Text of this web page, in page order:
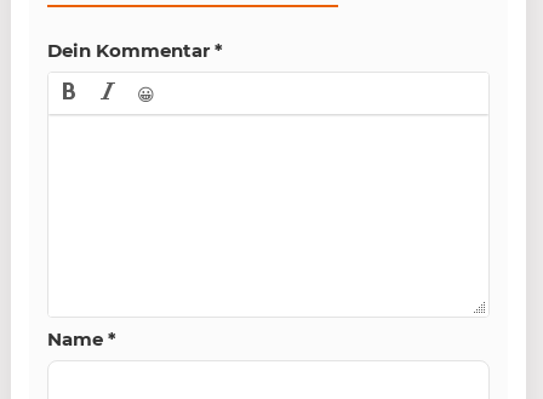
Dein Kommentar *
😀
Name *